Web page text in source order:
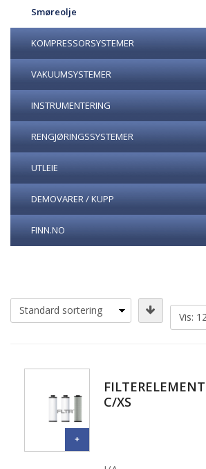
Smøreolje
KOMPRESSORSYSTEMER
VAKUUMSYSTEMER
INSTRUMENTERING
RENGJØRINGSSYSTEMER
UTLEIE
DEMOVARER / KUPP
FINN.NO
C/XS